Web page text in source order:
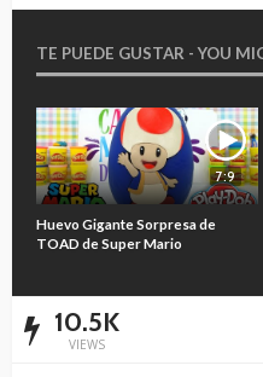
TE PUEDE GUSTAR - YOU
7:9
Huevo Gigante Sorpresa de
TOAD de Super Mario
10.5K
VIEWS